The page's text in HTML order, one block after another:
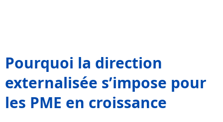
Pourquoi la direction
externalisée s’impose pour
les PME en croissance